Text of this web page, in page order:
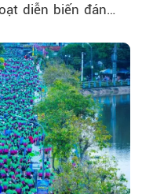
diễn biến đáng